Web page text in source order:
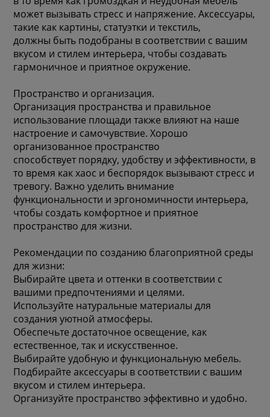
может вызывать стресс и напряжение. Аксессуары,
такие как картины, статуэтки и текстиль,
должны быть подобраны в соответствии с вашим
вкусом и стилем интерьера, чтобы создавать
гармоничное и приятное окружение.
Пространство и организация.
Организация пространства и правильное
использование площади также влияют на наше
настроение и самочувствие. Хорошо
организованное пространство
способствует порядку, удобству и эффективности, в
то время как хаос и беспорядок вызывают стресс и
тревогу. Важно уделить внимание
функциональности и эргономичности интерьера,
чтобы создать комфортное и приятное
пространство для жизни.
Рекомендации по созданию благоприятной среды
для жизни:
Выбирайте цвета и оттенки в соответствии с
вашими предпочтениями и целями.
Используйте натуральные материалы для
создания уютной атмосферы.
Обеспечьте достаточное освещение, как
естественное, так и искусственное.
Выбирайте удобную и функциональную мебель.
Подбирайте аксессуары в соответствии с вашим
вкусом и стилем интерьера.
Организуйте пространство эффективно и удобно.